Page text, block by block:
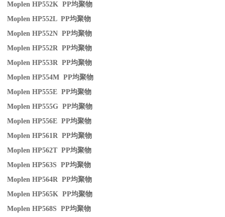
Moplen HP552K PP均聚物
Moplen HP552L PP均聚物
Moplen HP552N PP均聚物
Moplen HP552R PP均聚物
Moplen HP553R PP均聚物
Moplen HP554M PP均聚物
Moplen HP555E PP均聚物
Moplen HP555G PP均聚物
Moplen HP556E PP均聚物
Moplen HP561R PP均聚物
Moplen HP562T PP均聚物
Moplen HP563S PP均聚物
Moplen HP564R PP均聚物
Moplen HP565K PP均聚物
Moplen HP568S PP均聚物